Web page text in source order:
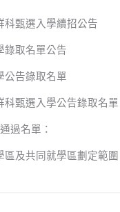
科甄選入學續招公告
錄取名單公告
公告錄取名單
科甄選入學公告錄取名單
過名單：
及共同就學區劃定範圍